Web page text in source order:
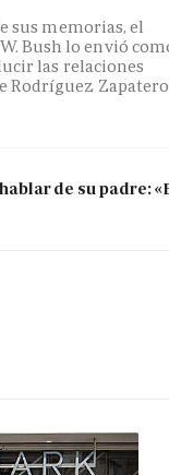
sus memorias, el
Bush lo envió
las relaciones
Rodríguez Zapatero
de su padre: